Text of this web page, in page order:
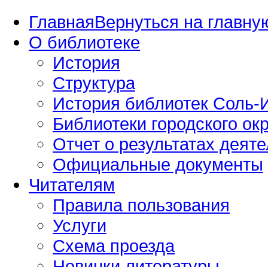
ГлавнаяВернуться на
О библиотеке
История
Структура
История библиотек Соль-
Библиотеки городского
Отчет о результатах
Официальные документы
Читателям
Правила пользования
Услуги
Схема проезда